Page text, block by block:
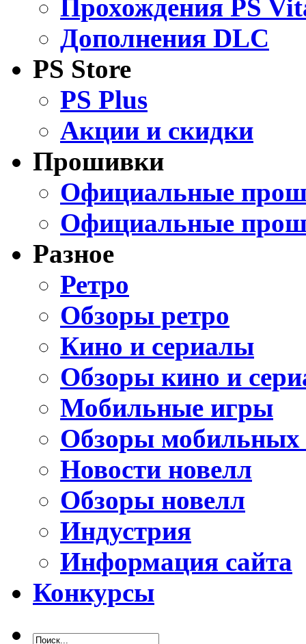
Прохождения PS
Дополнения DLC
PS Store
PS Plus
Акции и скидки
Прошивки
Официальные
Официальные
Разное
Ретро
Обзоры ретро
Кино и сериалы
Обзоры кино и
Мобильные игры
Обзоры мобильных
Новости новелл
Обзоры новелл
Индустрия
Информация сайта
Конкурсы